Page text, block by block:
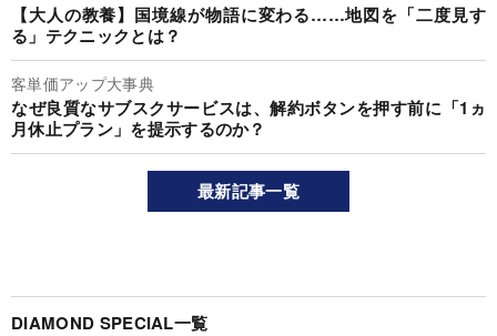
【大人の教養】国境線が物語に変わる……地図を「二度見す
る」テクニックとは？
客単価アップ大事典
なぜ良質なサブスクサービスは、解約ボタンを押す前に「1ヵ
月休止プラン」を提示するのか？
最新記事一覧
DIAMOND SPECIAL一覧